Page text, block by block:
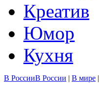
Креатив
Юмор
Кухня
В РоссииВ России | В мире |